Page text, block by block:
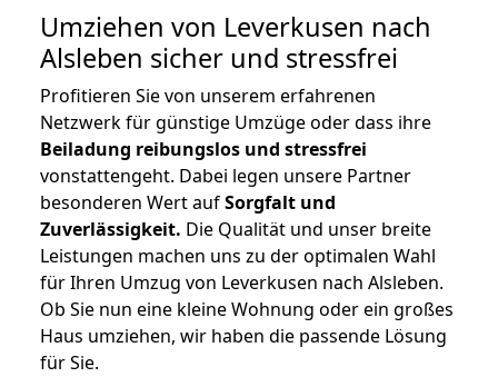
Umziehen von Leverkusen nach
Alsleben sicher und stressfrei
Profitieren Sie von unserem erfahrenen
Netzwerk für günstige Umzüge oder dass ihre
Beiladung reibungslos und stressfrei
vonstattengeht. Dabei legen unsere Partner
besonderen Wert aufSorgfalt und
Zuverlässigkeit. Die Qualität und unser breite
Leistungen machen uns zu der optimalen Wahl
für Ihren Umzug von Leverkusen nach Alsleben.
Ob Sie nun eine kleine Wohnung oder ein großes
Haus umziehen, wir haben die passende Lösung
für Sie.